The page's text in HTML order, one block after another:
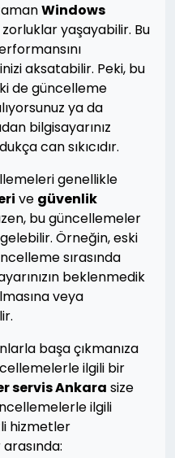
Windows
zorluklar yaşayabilir. Bu
aksatabilir. Peki, bu
de güncelleme
ya da
bilgisayarınız
can sıkıcıdır.
genellikle
ve güvenlik
bu güncellemeler
Örneğin, eski
sırasında
beklenmedik
veya
başa çıkmanıza
ilgili bir
servis Ankara size
ilgili
hizmetler